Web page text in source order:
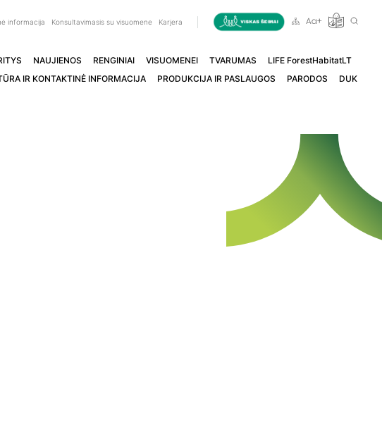
informacija Konsultavimasis su visuomene Karjera
NAUJIENOS RENGINIAI VISUOMENEI TVARUMAS
LIFE ForestHabitatLT
IR KONTAKTINĖ INFORMACIJA
PRODUKCIJA IR PASLAUGOS PARODOS DUK